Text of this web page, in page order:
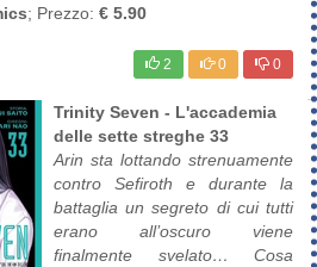
; Prezzo: € 5.90
2 0 0
Trinity Seven - L'accademia
delle sette streghe 33
Arin sta lottando strenuamente
contro Sefiroth e durante la
battaglia un segreto di cui tutti
erano all’oscuro viene
finalmente svelato… Cosa